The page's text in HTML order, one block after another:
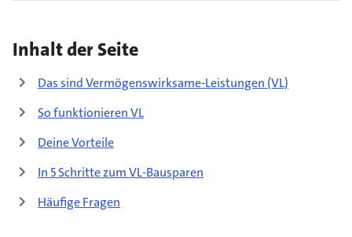
Inhalt der Seite
Das sind Vermögenswirksame-Leistungen (VL)
So funktionieren VL
Deine Vorteile
In 5 Schritte zum VL-Bausparen
Häufige Fragen